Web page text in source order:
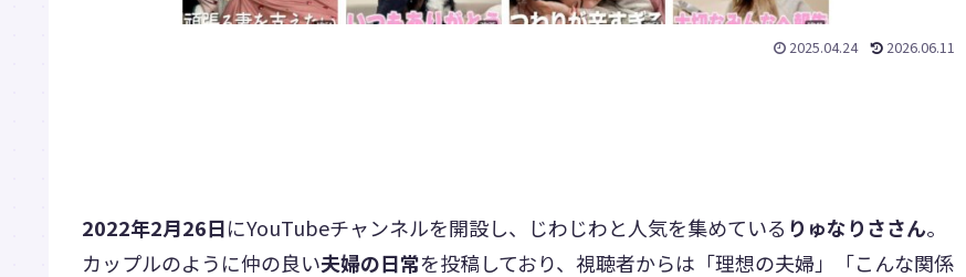
2025.04.24 2026.06.11
2022年2月26日にYouTubeチャンネルを開設し、じわじわと人気を集めている りゅなりささん。
カップルのように仲の良い夫婦の日常を投稿しており、視聴者からは「理想の夫婦」「こんな関係